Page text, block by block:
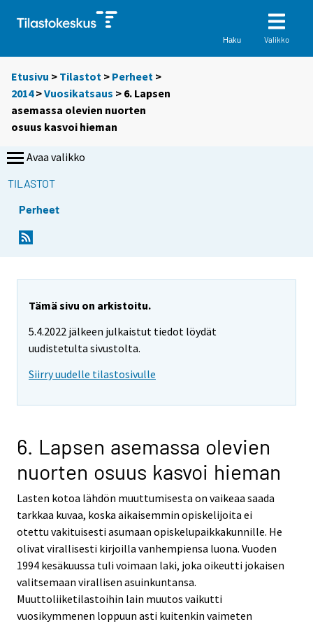
Haku Valikko
Etusivu > Tilastot > Perheet >
2014>Vuosikatsaus > 6. Lapsen
asemassa olevien nuorten
osuus kasvoi hieman
Avaa valikko
TILASTOT
Perheet
Tämä sivu on arkistoitu.
5.4.2022 jälkeen julkaistut tiedot löydät
uudistetulta sivustolta.
Siirry uudelle tilastosivulle
6. Lapsen asemassa olevien
nuorten osuus kasvoi hieman
Lasten kotoa lähdön muuttumisesta on vaikeaa saada
tarkkaa kuvaa, koska aikaisemmin opiskelijoita ei
otettu vakituisesti asumaan opiskelupaikkakunnille. He
olivat virallisesti kirjoilla vanhempiensa luona. Vuoden
1994 kesäkuussa tuli voimaan laki, joka oikeutti jokaisen
valitsemaan virallisen asuinkuntansa.
Muuttoliiketilastoihin lain muutos vaikutti
vuosikymmenen loppuun asti kuitenkin vaimeten